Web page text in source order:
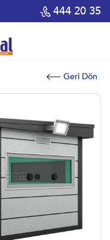
444 20 35
Geri Dön